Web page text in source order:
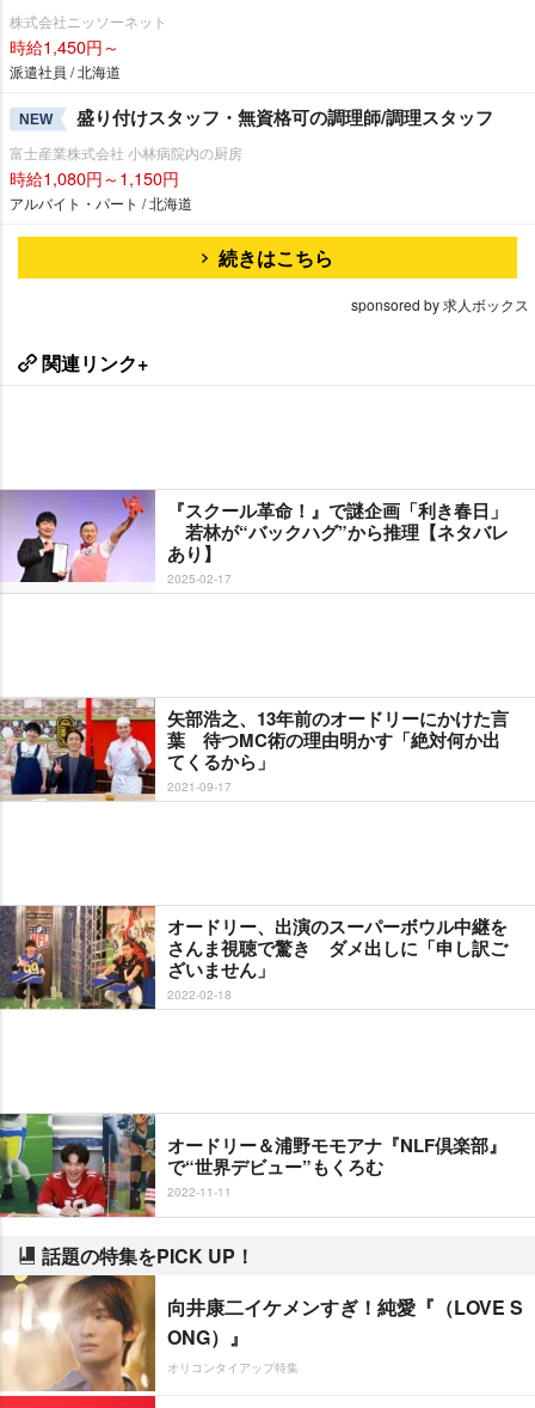
株式会社ニッソーネット
時給1,450円～
派遣社員 / 北海道
NEW 盛り付けスタッフ・無資格可の調理師/調理スタッフ
富士産業株式会社 小林病院内の厨房
時給1,080円～1,150円
アルバイト・パート / 北海道
続きはこちら
sponsored by 求人ボックス
関連リンク+
『スクール革命！』で謎企画「利き春日」
若林が“バックハグ”から推理【ネタバレ
あり】
2025-02-17
矢部浩之、13年前のオードリーにかけた言
葉 待つMC術の理由明かす「絶対何か出
てくるから」
2021-09-17
オードリー、出演のスーパーボウル中継を
さんま視聴で驚き ダメ出しに「申し訳ご
ざいません」
2022-02-18
オードリー＆浦野モモアナ『NLF倶楽部』
で“世界デビュー”もくろむ
2022-11-11
話題の特集をPICK UP！
向井康二イケメンすぎ！純愛『（LOVE S
ONG）』
オリコンタイアップ特集